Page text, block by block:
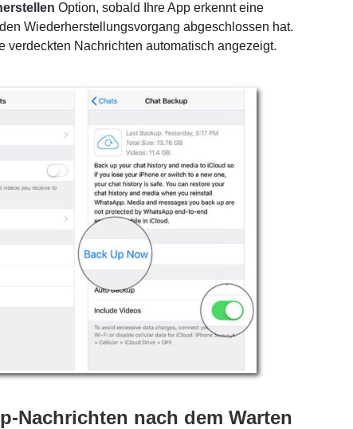
Option, sobald Ihre App erkennt eine
Wiederherstellungsvorgang abgeschlossen hat.
Nachrichten automatisch angezeigt.
Nachrichten nach dem Warten